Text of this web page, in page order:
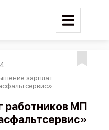
зарплат
работников МП